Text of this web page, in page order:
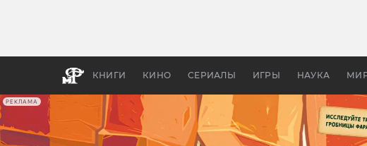
РЕКЛАМА
КНИГИ КИНО СЕРИАЛЫ ИГРЫ НАУКА
бы